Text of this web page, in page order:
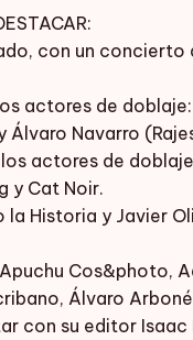
con un
actores de
Álvaro Navarro
actores de
y Cat Noir.
la Historia y Javier
Cos&photo,
Álvaro
con su editor Isaac